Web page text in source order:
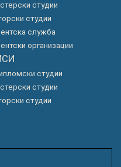
студии
студии
служба
организации
студии
студии
студии